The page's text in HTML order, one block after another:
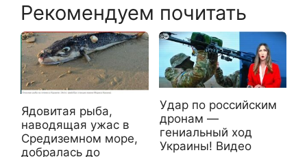
Рекомендуем почитать
Ядовитая рыба,
наводящая ужас в
Средиземном море,
добралась до
Удар по российским
дронам —
гениальный ход
Украины! Видео